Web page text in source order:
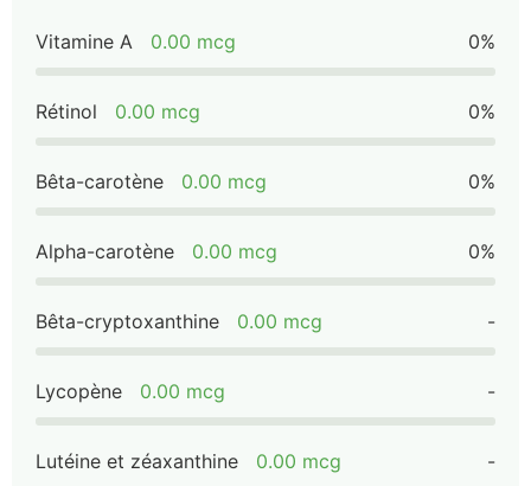
Vitamine A 0.00 mcg 0%
Rétinol 0.00 mcg 0%
Bêta-carotène 0.00 mcg 0%
Alpha-carotène 0.00 mcg 0%
Bêta-cryptoxanthine 0.00 mcg -
Lycopène 0.00 mcg -
Lutéine et zéaxanthine 0.00 mcg -